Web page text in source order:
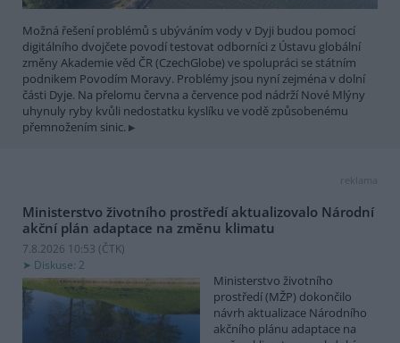
Možná řešení problémů s ubýváním vody v Dyji budou pomocí
digitálního dvojčete povodí testovat odborníci z Ústavu globální
změny Akademie věd ČR (CzechGlobe) ve spolupráci se státním
podnikem Povodím Moravy. Problémy jsou nyní zejména v dolní
části Dyje. Na přelomu června a července pod nádrží Nové Mlýny
uhynuly ryby kvůli nedostatku kyslíku ve vodě způsobenému
přemnožením sinic.
reklama
Ministerstvo životního prostředí aktualizovalo Národní
akční plán adaptace na změnu klimatu
7.8.2026 10:53 (ČTK)
Diskuse: 2
Ministerstvo životního
prostředí (MŽP) dokončilo
návrh aktualizace Národního
akčního plánu adaptace na